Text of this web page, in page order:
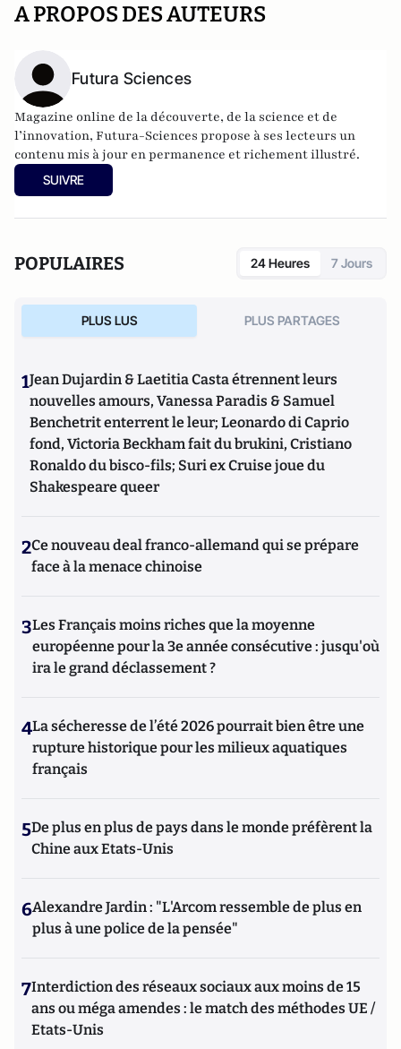
A PROPOS DES AUTEURS
Futura Sciences
Magazine online de la découverte, de la science et de
l’innovation, Futura-Sciences propose à ses lecteurs un
contenu mis à jour en permanence et richement illustré.
SUIVRE
POPULAIRES 24 Heures 7 Jours
PLUS LUS PLUS PARTAGES
1Jean Dujardin & Laetitia Casta étrennent leurs
nouvelles amours, Vanessa Paradis & Samuel
Benchetrit enterrent le leur; Leonardo di Caprio
fond, Victoria Beckham fait du brukini, Cristiano
Ronaldo du bisco-fils; Suri ex Cruise joue du
Shakespeare queer
2Ce nouveau deal franco-allemand qui se prépare
face à la menace chinoise
3Les Français moins riches que la moyenne
européenne pour la 3e année consécutive : jusqu'où
ira le grand déclassement ?
4La sécheresse de l’été 2026 pourrait bien être une
rupture historique pour les milieux aquatiques
français
5De plus en plus de pays dans le monde préfèrent la
Chine aux Etats-Unis
6Alexandre Jardin : "L'Arcom ressemble de plus en
plus à une police de la pensée"
7Interdiction des réseaux sociaux aux moins de 15
ans ou méga amendes : le match des méthodes UE /
Etats-Unis